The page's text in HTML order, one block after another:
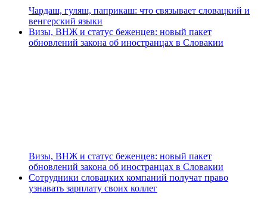
Чардаш, гуляш, паприкаш: что связывает словацкий и
венгерский языки
Визы, ВНЖ и статус беженцев: новый пакет
обновлений закона об иностранцах в Словакии
Визы, ВНЖ и статус беженцев: новый пакет
обновлений закона об иностранцах в Словакии
Сотрудники словацких компаний получат право
узнавать зарплату своих коллег